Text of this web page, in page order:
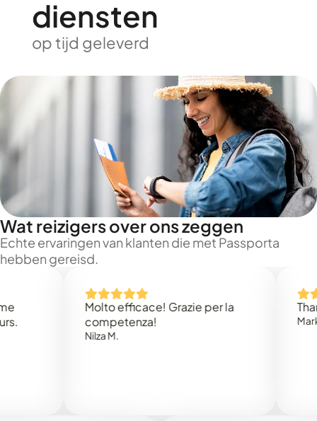
diensten
op tijd geleverd
Wat reizigers over ons zeggen
Echte ervaringen van klanten die met Passporta
hebben gereisd.
Molto efficace! Grazie per la
competenza!
Nilza M.
Thank
Mark N.